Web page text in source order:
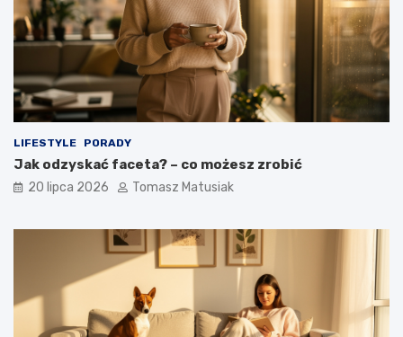
LIFESTYLE PORADY
Jak odzyskać faceta? – co możesz zrobić
20 lipca 2026 Tomasz Matusiak